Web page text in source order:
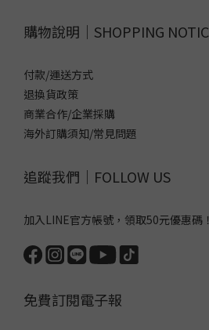
購物說明｜SHOPPING
付款/運送方式
退換貨政策
商業合作/企業採購
海外訂購須知/常見問題
追蹤我們｜FOLLOW US
加入LINE官方帳號，領取50元優惠碼！
免費訂閱電子報